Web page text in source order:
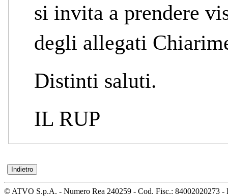
si invita a prendere
degli allegati
Distinti saluti.
IL RUP
© ATVO S.p.A. - Numero Rea 240259 - Cod. Fisc.: 84002020273 -